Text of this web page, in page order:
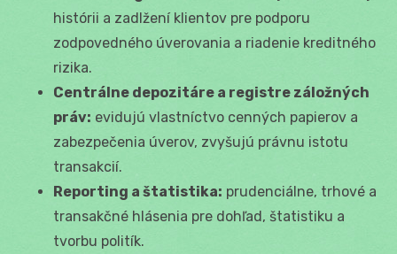
histórii a zadlžení klientov pre podporu
zodpovedného úverovania a riadenie kreditného
rizika.
Centrálne depozitáre a registre záložných
práv: evidujú vlastníctvo cenných papierov a
zabezpečenia úverov, zvyšujú právnu istotu
transakcií.
Reporting a štatistika: prudenciálne, trhové a
transakčné hlásenia pre dohľad, štatistiku a
tvorbu politík.